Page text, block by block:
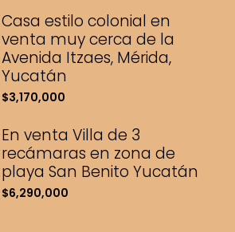
Casa estilo colonial en
venta muy cerca de la
Avenida Itzaes, Mérida,
Yucatán
$3,170,000
En venta Villa de 3
recámaras en zona de
playa San Benito Yucatán
$6,290,000